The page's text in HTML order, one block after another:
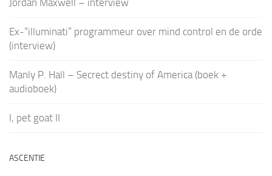
Ex-“illuminati” programmeur over mind control en de orde
(interview)
Manly P. Hall – Secrect destiny of America (boek +
audioboek)
I, pet goat II
ASCENTIE